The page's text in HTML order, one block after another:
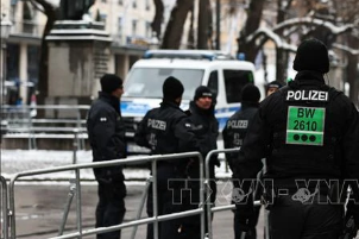
GIÁO DỤC
Y TẾ
KHOA HỌC - CÔNG NGHỆ
MÔI TRƯỜNG